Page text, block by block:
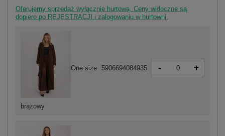
Oferujemy sprzedaż wyłącznie hurtową. Ceny widoczne są
dopiero po REJESTRACJI i zalogowaniu w hurtowni.
brązowy
One size 5906694084935 - +